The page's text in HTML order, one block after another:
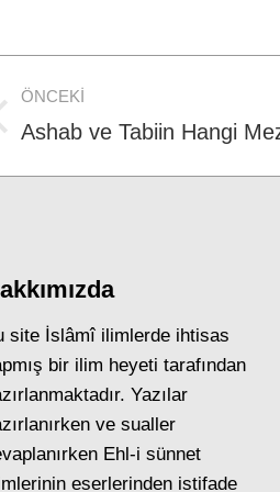
Post
ÖNCEKI
Previous
Ashab ve Tabiin Hangi
site İslâmî ilimlerde ihtisas
bir ilim heyeti tarafından
Yazılar
ve sualler
Ehl-i sünnet
eserlerinden istifade